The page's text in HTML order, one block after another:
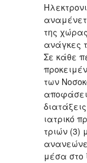
της
ανάγκες
Σε κάθε
των
ιατρικό
τριών (3)
μέσα στο